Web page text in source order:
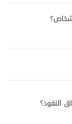
النفوذ؟